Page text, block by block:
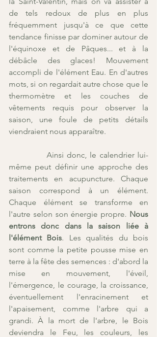
de tels redoux de plus en plus
fréquemment jusqu'à ce que cette
tendance finisse par dominer autour de
l'équinoxe et de Pâques... et à la
débâcle des glaces! Mouvement
accompli de l'élément Eau. En d'autres
mots, si on regardait autre chose que le
thermomètre et les couches de
vêtements requis pour observer la
saison, une foule de petits détails
viendraient nous apparaître.
même peut définir une approche des
traitements en acupuncture. Chaque
saison correspond à un élément.
Chaque élément se transforme en
l'autre selon son énergie propre. Nous
entrons donc dans la saison liée à
l'élément Bois. Les qualités du bois
sont comme la petite pousse mise en
terre à la fête des semences : d'abord la
mise en mouvement, l'éveil,
l'émergence, le courage, la croissance,
éventuellement l'enracinement et
l'apaisement, comme l'arbre qui a
grandi. À la mort de l'arbre, le Bois
deviendra le Feu, les couleurs, les